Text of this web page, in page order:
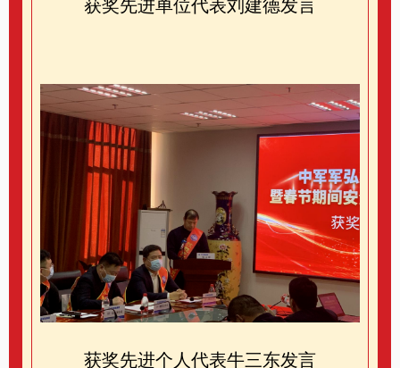
获奖先进单位代表刘建德发言
获奖先进个人代表牛三东发言